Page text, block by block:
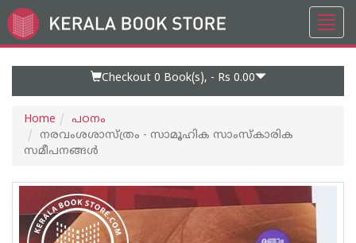
Go
to
Checkout 0 Book(s), - Rs 0.00
Home
പഠനം
നരവംശശാസ്ത്രം - സാമൂഹിക സാംസ്‌കാരിക
സമീപനങ്ങൾ